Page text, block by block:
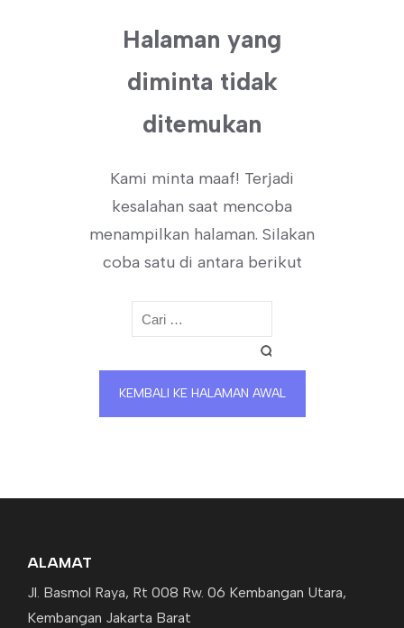
Halaman yang
diminta tidak
ditemukan
Kami minta maaf! Terjadi
kesalahan saat mencoba
menampilkan halaman. Silakan
coba satu di antara berikut
Cari
KEMBALI KE HALAMAN AWAL
ALAMAT
Jl. Basmol Raya, Rt 008 Rw. 06 Kembangan Utara,
Kembangan Jakarta Barat